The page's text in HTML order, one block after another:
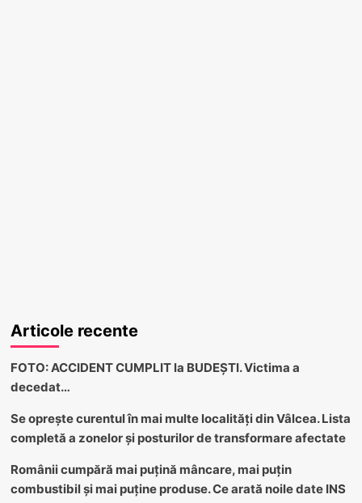
Articole recente
FOTO: ACCIDENT CUMPLIT la BUDEȘTI. Victima a
decedat…
Se oprește curentul în mai multe localități din Vâlcea. Lista
completă a zonelor și posturilor de transformare afectate
Românii cumpără mai puțină mâncare, mai puțin
combustibil și mai puține produse. Ce arată noile date INS